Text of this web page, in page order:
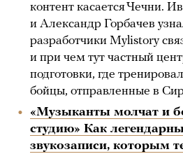
контент касается Чечни.
и Александр Горбачев
разработчики Mylistory
и при чем тут частный
подготовки, где
бойцы, отправленные в
«Музыканты молчат и
студию» Как
звукозаписи, которым